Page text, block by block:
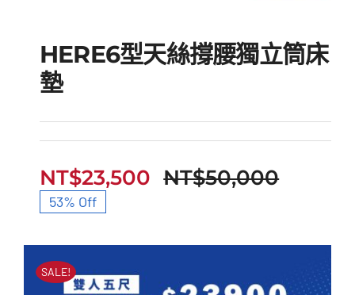
HERE6型天絲撐腰獨立
筒床墊
HERE6型天絲撐腰獨立筒床
墊
NT$50,000
價
格：
NT$23,500
價
格：
53% Off
SALE!